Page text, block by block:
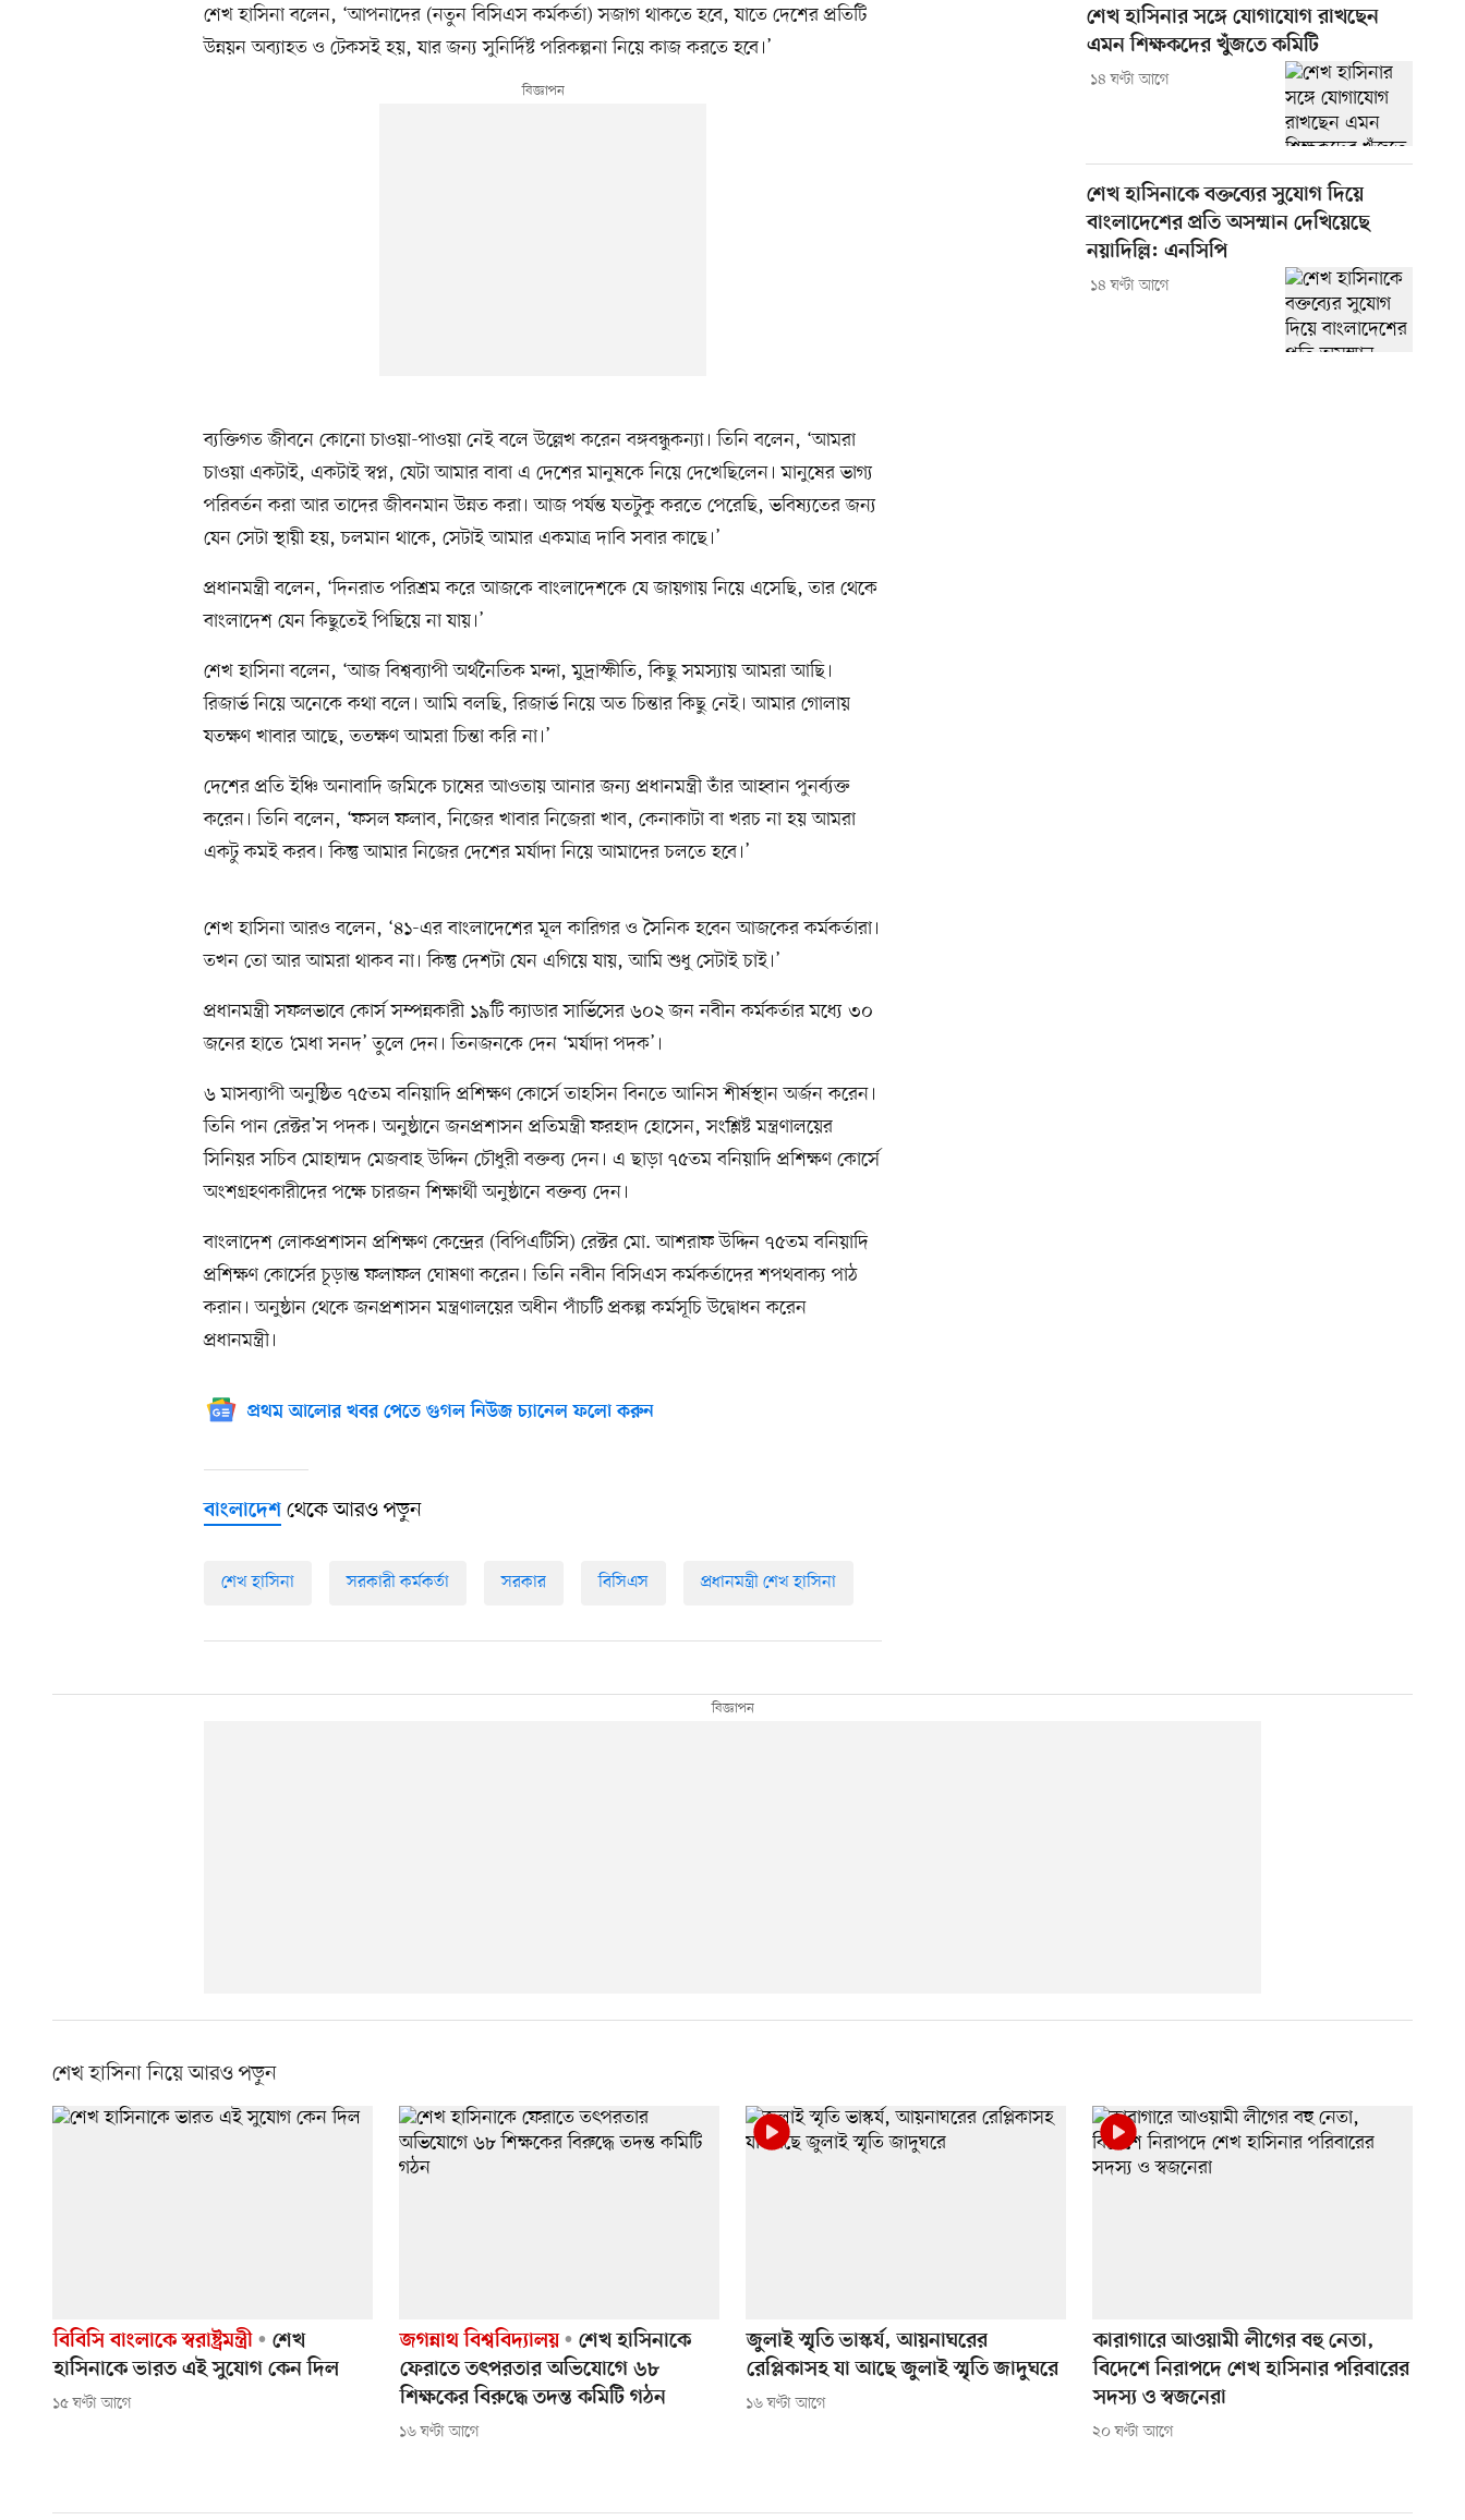
শেখ হাসিনা বলেন, ‘আপনাদের (নতুন বিসিএস কর্মকর্তা) সজাগ থাকতে হবে, যাতে দেশের প্রতিটি
উন্নয়ন অব্যাহত ও টেকসই হয়, যার জন্য সুনির্দিষ্ট পরিকল্পনা নিয়ে কাজ করতে হবে।’
ব্যক্তিগত জীবনে কোনো চাওয়া-পাওয়া নেই বলে উল্লেখ করেন বঙ্গবন্ধুকন্যা। তিনি বলেন, ‘আমরা
চাওয়া একটাই, একটাই স্বপ্ন, যেটা আমার বাবা এ দেশের মানুষকে নিয়ে দেখেছিলেন। মানুষের ভাগ্য
পরিবর্তন করা আর তাদের জীবনমান উন্নত করা। আজ পর্যন্ত যতটুকু করতে পেরেছি, ভবিষ্যতের জন্য
যেন সেটা স্থায়ী হয়, চলমান থাকে, সেটাই আমার একমাত্র দাবি সবার কাছে।’
প্রধানমন্ত্রী বলেন, ‘দিনরাত পরিশ্রম করে আজকে বাংলাদেশকে যে জায়গায় নিয়ে এসেছি, তার থেকে
বাংলাদেশ যেন কিছুতেই পিছিয়ে না যায়।’
শেখ হাসিনা বলেন, ‘আজ বিশ্বব্যাপী অর্থনৈতিক মন্দা, মুদ্রাস্ফীতি, কিছু সমস্যায় আমরা আছি।
রিজার্ভ নিয়ে অনেকে কথা বলে। আমি বলছি, রিজার্ভ নিয়ে অত চিন্তার কিছু নেই। আমার গোলায়
যতক্ষণ খাবার আছে, ততক্ষণ আমরা চিন্তা করি না।’
দেশের প্রতি ইঞ্চি অনাবাদি জমিকে চাষের আওতায় আনার জন্য প্রধানমন্ত্রী তাঁর আহ্বান পুনর্ব্যক্ত
করেন। তিনি বলেন, ‘ফসল ফলাব, নিজের খাবার নিজেরা খাব, কেনাকাটা বা খরচ না হয় আমরা
একটু কমই করব। কিন্তু আমার নিজের দেশের মর্যাদা নিয়ে আমাদের চলতে হবে।’
শেখ হাসিনা আরও বলেন, ‘৪১-এর বাংলাদেশের মূল কারিগর ও সৈনিক হবেন আজকের কর্মকর্তারা।
তখন তো আর আমরা থাকব না। কিন্তু দেশটা যেন এগিয়ে যায়, আমি শুধু সেটাই চাই।’
প্রধানমন্ত্রী সফলভাবে কোর্স সম্পন্নকারী ১৯টি ক্যাডার সার্ভিসের ৬০২ জন নবীন কর্মকর্তার মধ্যে ৩০
জনের হাতে ‘মেধা সনদ’ তুলে দেন। তিনজনকে দেন ‘মর্যাদা পদক’।
৬ মাসব্যাপী অনুষ্ঠিত ৭৫তম বনিয়াদি প্রশিক্ষণ কোর্সে তাহসিন বিনতে আনিস শীর্ষস্থান অর্জন করেন।
তিনি পান রেক্টর’স পদক। অনুষ্ঠানে জনপ্রশাসন প্রতিমন্ত্রী ফরহাদ হোসেন, সংশ্লিষ্ট মন্ত্রণালয়ের
সিনিয়র সচিব মোহাম্মদ মেজবাহ উদ্দিন চৌধুরী বক্তব্য দেন। এ ছাড়া ৭৫তম বনিয়াদি প্রশিক্ষণ কোর্সে
অংশগ্রহণকারীদের পক্ষে চারজন শিক্ষার্থী অনুষ্ঠানে বক্তব্য দেন।
বাংলাদেশ লোকপ্রশাসন প্রশিক্ষণ কেন্দ্রের (বিপিএটিসি) রেক্টর মো. আশরাফ উদ্দিন ৭৫তম বনিয়াদি
প্রশিক্ষণ কোর্সের চূড়ান্ত ফলাফল ঘোষণা করেন। তিনি নবীন বিসিএস কর্মকর্তাদের শপথবাক্য পাঠ
করান। অনুষ্ঠান থেকে জনপ্রশাসন মন্ত্রণালয়ের অধীন পাঁচটি প্রকল্প কর্মসূচি উদ্বোধন করেন
প্রধানমন্ত্রী।
প্রথম আলোর খবর পেতে গুগল নিউজ চ্যানেল ফলো করুন
বাংলাদেশ থেকে আরও পড়ুন
শেখ হাসিনা সরকারী কর্মকর্তা সরকার বিসিএস প্রধানমন্ত্রী শেখ হাসিনা
শেখ হাসিনার সঙ্গে যোগাযোগ রাখছেন
এমন শিক্ষকদের খুঁজতে কমিটি
১৪ ঘণ্টা আগে
শেখ হাসিনাকে বক্তব্যের সুযোগ দিয়ে
বাংলাদেশের প্রতি অসম্মান দেখিয়েছে
নয়াদিল্লি: এনসিপি
১৪ ঘণ্টা আগে
শেখ হাসিনা নিয়ে আরও পড়ুন
বিবিসি বাংলাকে স্বরাষ্ট্রমন্ত্রী
শেখ
হাসিনাকে ভারত এই সুযোগ কেন দিল
১৫ ঘণ্টা আগে
জগন্নাথ বিশ্ববিদ্যালয়
শেখ হাসিনাকে
ফেরাতে তৎপরতার অভিযোগে ৬৮
শিক্ষকের বিরুদ্ধে তদন্ত কমিটি গঠন
১৬ ঘণ্টা আগে
জুলাই স্মৃতি ভাস্কর্য, আয়নাঘরের
রেপ্লিকাসহ যা আছে জুলাই স্মৃতি জাদুঘরে
১৬ ঘণ্টা আগে
কারাগারে আওয়ামী লীগের বহু নেতা,
বিদেশে নিরাপদে শেখ হাসিনার পরিবারের
সদস্য ও স্বজনেরা
২০ ঘণ্টা আগে